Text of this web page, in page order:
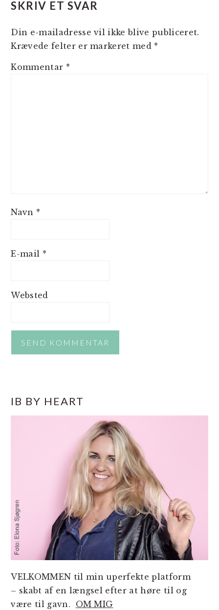
SKRIV ET SVAR
Din e-mailadresse vil ikke blive publiceret.
Krævede felter er markeret med *
Kommentar *
Navn *
E-mail *
Websted
SIDEBAR
IB BY HEART
VELKOMMEN til min uperfekte platform
– skabt af en længsel efter at høre til og
være til gavn. OM MIG